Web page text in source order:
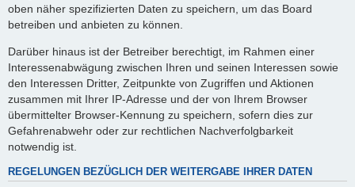
oben näher spezifizierten Daten zu speichern, um das Board
betreiben und anbieten zu können.
Darüber hinaus ist der Betreiber berechtigt, im Rahmen einer
Interessenabwägung zwischen Ihren und seinen Interessen sowie
den Interessen Dritter, Zeitpunkte von Zugriffen und Aktionen
zusammen mit Ihrer IP-Adresse und der von Ihrem Browser
übermittelter Browser-Kennung zu speichern, sofern dies zur
Gefahrenabwehr oder zur rechtlichen Nachverfolgbarkeit
notwendig ist.
REGELUNGEN BEZÜGLICH DER WEITERGABE IHRER DATEN